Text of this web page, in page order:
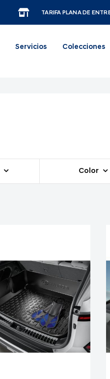
TARIFA PLANA DE
Servicios Colecciones
Color